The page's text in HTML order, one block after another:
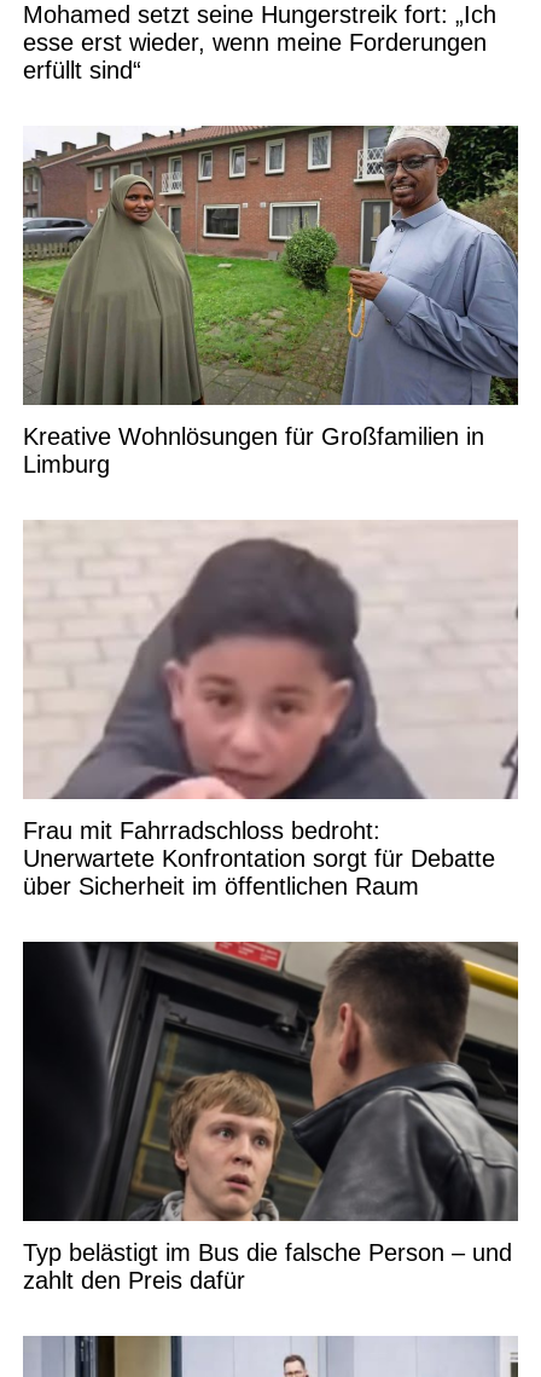
Mohamed setzt seine Hungerstreik fort: „Ich
esse erst wieder, wenn meine Forderungen
erfüllt sind“
Kreative Wohnlösungen für Großfamilien in
Limburg
Frau mit Fahrradschloss bedroht:
Unerwartete Konfrontation sorgt für Debatte
über Sicherheit im öffentlichen Raum
Typ belästigt im Bus die falsche Person – und
zahlt den Preis dafür